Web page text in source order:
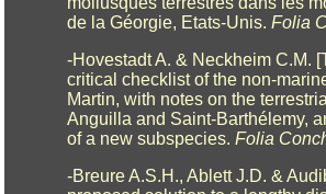
de la Géorgie, Etats-Unis.Folia
-Hovestadt A. & Neckheim C.M.
critical checklist of the non-
Martin, with notes on the
Anguilla and Saint-Barthélemy,
of a new subspecies.Folia
-Breure A.S.H., Ablett J.D. &